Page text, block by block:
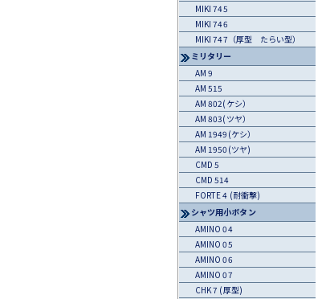
MIKI 745
MIKI 746
MIKI 747（厚型 たらい型）
ミリタリー
AM 9
AM 515
AM 802(ケシ）
AM 803(ツヤ）
AM 1949(ケシ）
AM 1950(ツヤ)
CMD 5
CMD 514
FORTE 4 (耐衝撃)
シャツ用小ボタン
AMINO 04
AMINO 05
AMINO 06
AMINO 07
CHK 7 (厚型)